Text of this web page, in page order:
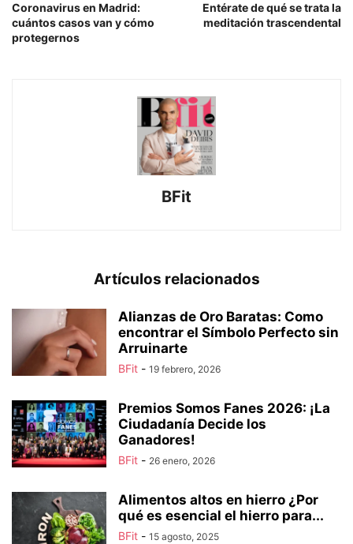
Coronavirus en Madrid:
cuántos casos van y cómo
protegernos
Entérate de qué se trata la
meditación trascendental
BFit
Artículos relacionados
Alianzas de Oro Baratas: Como
encontrar el Símbolo Perfecto sin
Arruinarte
BFit - 19 febrero, 2026
Premios Somos Fanes 2026: ¡La
Ciudadanía Decide los
Ganadores!
BFit - 26 enero, 2026
Alimentos altos en hierro ¿Por
qué es esencial el hierro para...
BFit - 15 agosto, 2025